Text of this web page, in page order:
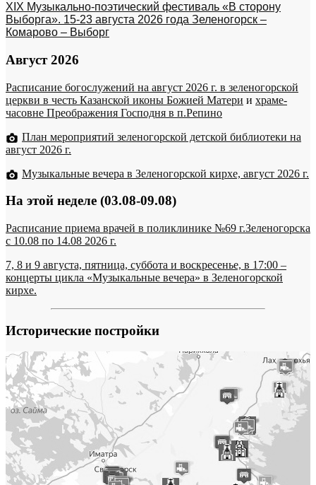
XIX Музыкально-поэтический фестиваль «В сторону
Выборга». 15-23 августа 2026 года Зеленогорск –
Комарово – Выборг
Август 2026
Расписание богослужений на август 2026 г. в зеленогорской
церкви в честь Казанской иконы Божией Матери и храме-
часовне Преображения Господня в п.Репино
План мероприятий зеленогорской детской библиотеки на
август 2026 г.
Музыкальные вечера в Зеленогорской кирхе, август 2026 г.
На этой неделе (03.08-09.08)
Расписание приема врачей в поликлинике №69 г.Зеленогорска
c 10.08 по 14.08 2026 г.
7, 8 и 9 августа, пятница, суббота и воскресенье, в 17:00 –
концерты цикла «Музыкальные вечера» в Зеленогорской
кирхе.
Исторические постройки